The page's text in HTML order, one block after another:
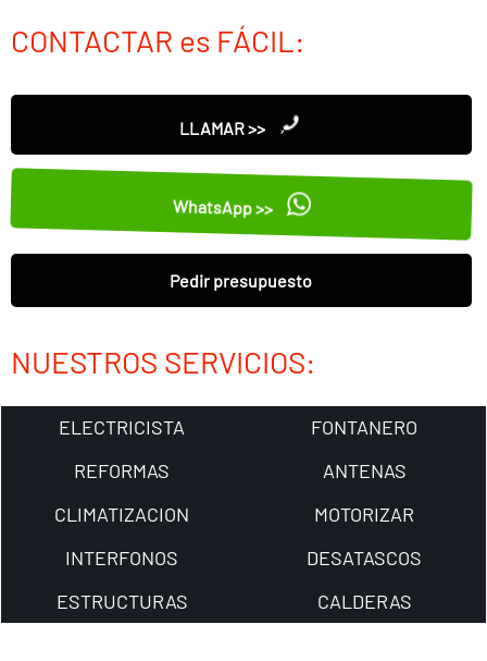
CONTACTAR es FÁCIL:
LLAMAR >>
WhatsApp >>
Pedir presupuesto
NUESTROS SERVICIOS:
ELECTRICISTA
FONTANERO
REFORMAS
ANTENAS
CLIMATIZACION
MOTORIZAR
INTERFONOS
DESATASCOS
ESTRUCTURAS
CALDERAS